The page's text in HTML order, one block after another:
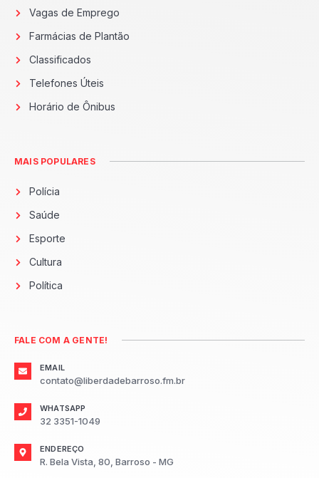
Vagas de Emprego
Farmácias de Plantão
Classificados
Telefones Úteis
Horário de Ônibus
MAIS POPULARES
Polícia
Saúde
Esporte
Cultura
Política
FALE COM A GENTE!
EMAIL
contato@liberdadebarroso.fm.br
WHATSAPP
32 3351-1049
ENDEREÇO
R. Bela Vista, 80, Barroso - MG